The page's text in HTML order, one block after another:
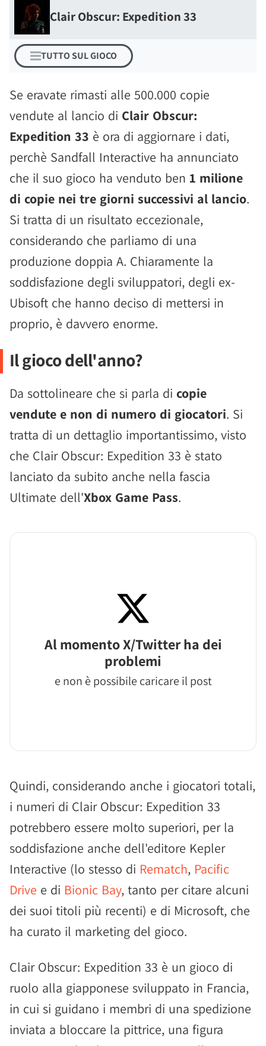
Clair Obscur: Expedition 33
TUTTO SUL GIOCO
Se eravate rimasti alle 500.000 copie
vendute al lancio di Clair Obscur:
Expedition 33 è ora di aggiornare i dati,
perchè Sandfall Interactive ha annunciato
che il suo gioco ha venduto ben 1 milione
di copie nei tre giorni successivi al lancio.
Si tratta di un risultato eccezionale,
considerando che parliamo di una
produzione doppia A. Chiaramente la
soddisfazione degli sviluppatori, degli ex-
Ubisoft che hanno deciso di mettersi in
proprio, è davvero enorme.
Il gioco dell'anno?
Da sottolineare che si parla di copie
vendute e non di numero di giocatori. Si
tratta di un dettaglio importantissimo, visto
che Clair Obscur: Expedition 33 è stato
lanciato da subito anche nella fascia
Ultimate dell'Xbox Game Pass.
Al momento X/Twitter ha dei
problemi
e non è possibile caricare il post
Quindi, considerando anche i giocatori totali,
i numeri di Clair Obscur: Expedition 33
potrebbero essere molto superiori, per la
soddisfazione anche dell'editore Kepler
Interactive (lo stesso di Rematch, Pacific
Drive e di Bionic Bay, tanto per citare alcuni
dei suoi titoli più recenti) e di Microsoft, che
ha curato il marketing del gioco.
Clair Obscur: Expedition 33 è un gioco di
ruolo alla giapponese sviluppato in Francia,
in cui si guidano i membri di una spedizione
inviata a bloccare la pittrice, una figura